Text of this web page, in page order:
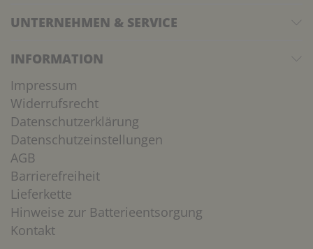
UNTERNEHMEN & SERVICE
INFORMATION
Impressum
Widerrufsrecht
Datenschutzerklärung
Datenschutzeinstellungen
AGB
Barrierefreiheit
Lieferkette
Hinweise zur Batterieentsorgung
Kontakt